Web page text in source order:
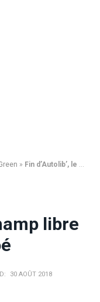
» Fin d’Autolib’, le champ libre pour la Renault Zoé
libre
30 AOÛT 2018